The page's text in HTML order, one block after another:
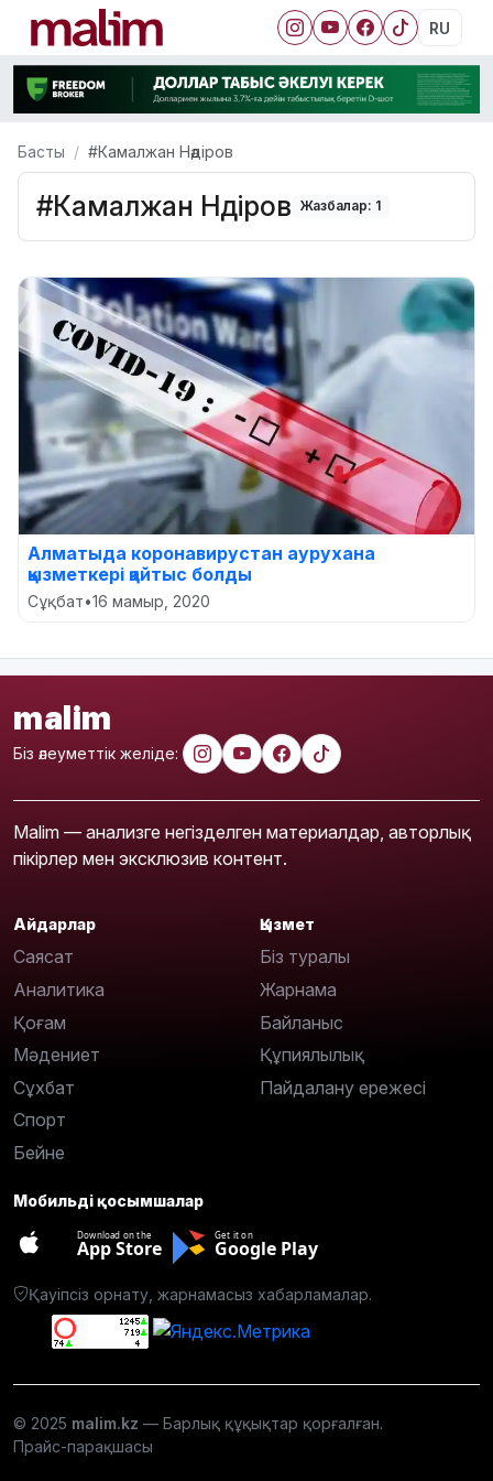
RU
Басты #Камалжан Нәдіров
#Камалжан Нәдіров Жазбалар: 1
Алматыда коронавирустан аурухана
қызметкері қайтыс болды
Сұқбат•16 мамыр, 2020
malim
Біз әлеуметтік желіде:
Malim — анализге негізделген материалдар, авторлық
пікірлер мен эксклюзив контент.
Айдарлар
Саясат
Аналитика
Қоғам
Мәдениет
Сұхбат
Спорт
Бейне
Қызмет
Біз туралы
Жарнама
Байланыс
Құпиялылық
Пайдалану ережесі
Мобильді қосымшалар
Download on the
App Store
Get it on
Google Play
Қауіпсіз орнату, жарнамасыз хабарламалар.
© 2025 malim.kz — Барлық құқықтар қорғалған.
Прайс-парақшасы